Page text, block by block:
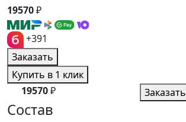
19570₽
+391
Заказать
Купить в 1 клик
19570₽ Заказать
Состав